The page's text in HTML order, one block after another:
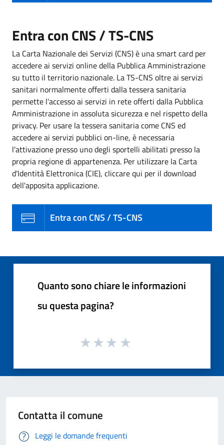
Entra con CNS / TS-CNS
La Carta Nazionale dei Servizi (CNS) è una smart card per
accedere ai servizi online della Pubblica Amministrazione
su tutto il territorio nazionale. La TS-CNS oltre ai servizi
sanitari normalmente offerti dalla tessera sanitaria
permette l'accesso ai servizi in rete offerti dalla Pubblica
Amministrazione in assoluta sicurezza e nel rispetto della
privacy. Per usare la tessera sanitaria come CNS ed
accedere ai servizi pubblici on-line, è necessaria
l'attivazione presso uno degli sportelli abilitati presso la
propria regione di appartenenza. Per utilizzare la Carta
d'Identità Elettronica (CIE), cliccare qui per il download
dell'apposita applicazione.
Entra con CNS / TS-CNS
Quanto sono chiare le informazioni
su questa pagina?
Contatta il comune
Leggi le domande frequenti